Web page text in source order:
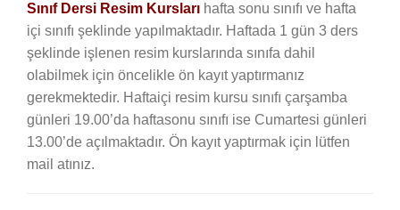
Sınıf Dersi Resim Kurslarıhafta sonu sınıfı ve hafta
içi sınıfı şeklinde yapılmaktadır. Haftada 1 gün 3 ders
şeklinde işlenen resim kurslarında sınıfa dahil
olabilmek için öncelikle ön kayıt yaptırmanız
gerekmektedir. Haftaiçi resim kursu sınıfı çarşamba
günleri 19.00’da haftasonu sınıfı ise Cumartesi günleri
13.00’de açılmaktadır. Ön kayıt yaptırmak için lütfen
mail atınız.